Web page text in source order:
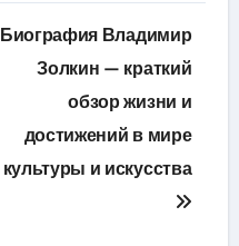
Биография Владимир
Золкин — краткий
обзор жизни и
достижений в мире
культуры и искусства